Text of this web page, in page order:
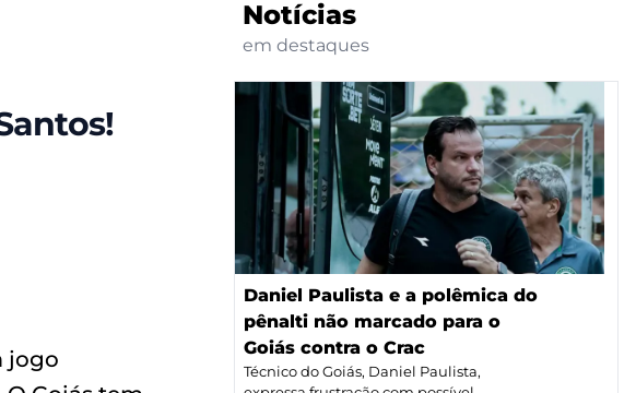
jogo
Notícias
em destaques
Daniel Paulista e a polêmica do
pênalti não marcado para o
Goiás contra o Crac
Técnico do Goiás, Daniel Paulista,